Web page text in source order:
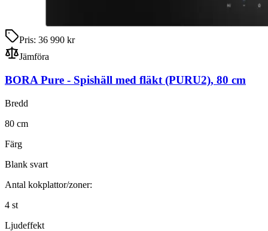
Pris: 36 990 kr
Jämföra
BORA Pure - Spishäll med fläkt (PURU2), 80 cm
Bredd
80 cm
Färg
Blank svart
Antal kokplattor/zoner:
4 st
Ljudeffekt